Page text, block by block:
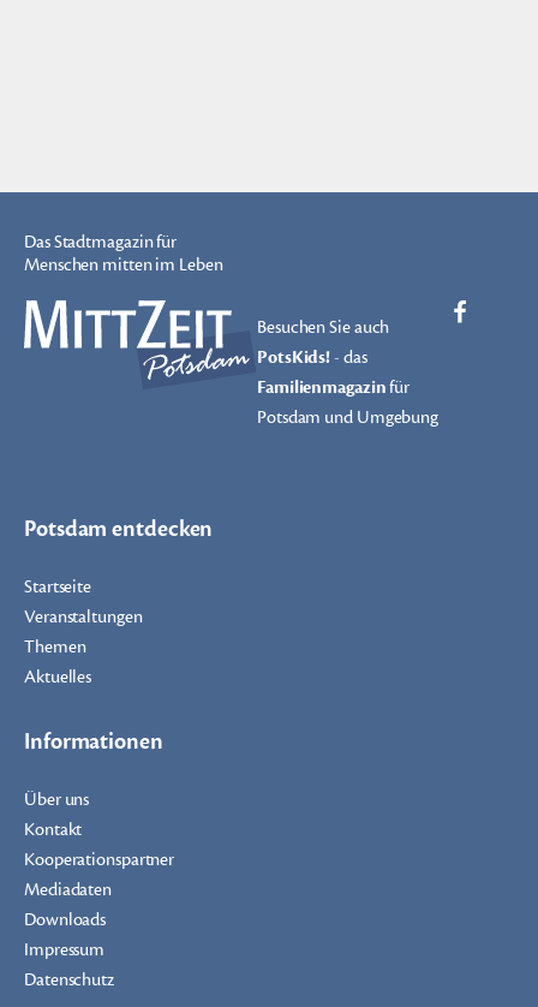
Das Stadtmagazin für
Menschen mitten im Leben
Besuchen Sie auch
PotsKids!- das
Familienmagazinfür
Potsdam und Umgebung
Potsdam entdecken
Startseite
Veranstaltungen
Themen
Aktuelles
Informationen
Über uns
Kontakt
Kooperationspartner
Mediadaten
Downloads
Impressum
Datenschutz